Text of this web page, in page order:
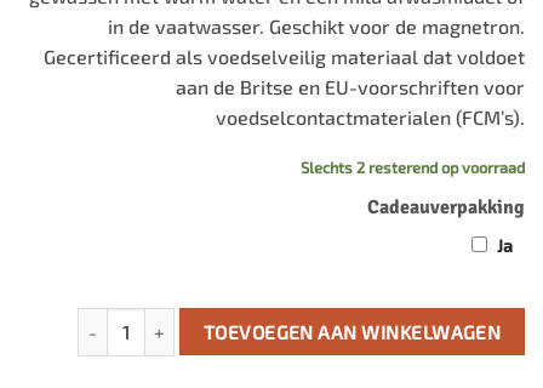
in de vaatwasser. Geschikt voor de magnetron.
Gecertificeerd als voedselveilig materiaal dat voldoet
aan de Britse en EU-voorschriften voor
voedselcontactmaterialen (FCM’s).
Slechts 2 resterend op voorraad
Cadeauverpakking
Ja
Peter Rabbit kerst kinderservies aantal
TOEVOEGEN AAN WINKELWAGEN